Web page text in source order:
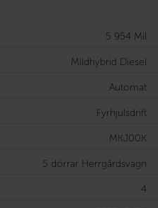
5 954 Mil
Mildhybrid Diesel
Automat
Fyrhjulsdrift
MKJ00K
5 dörrar Herrgårdsvagn
4